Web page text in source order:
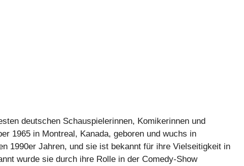
deutschen Schauspielerinnen, Komikerinnen und
1965 in Montreal, Kanada, geboren und wuchs in
1990er Jahren, und sie ist bekannt für ihre Vielseitigkeit in
wurde sie durch ihre Rolle in der Comedy-Show